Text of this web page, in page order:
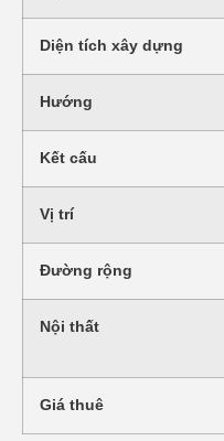
Diện tích xây dựng
Hướng
Kết cấu
Vị trí
Đường rộng
Nội thất
Giá thuê